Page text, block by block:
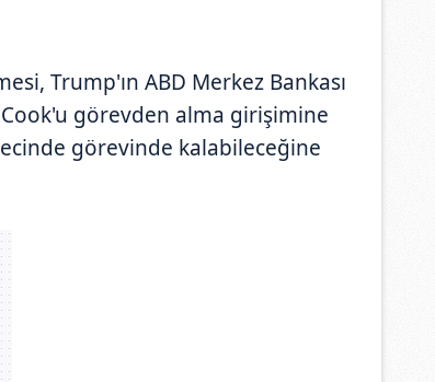
Trump'ın ABD Merkez Bankası
görevden alma girişimine
görevinde kalabileceğine